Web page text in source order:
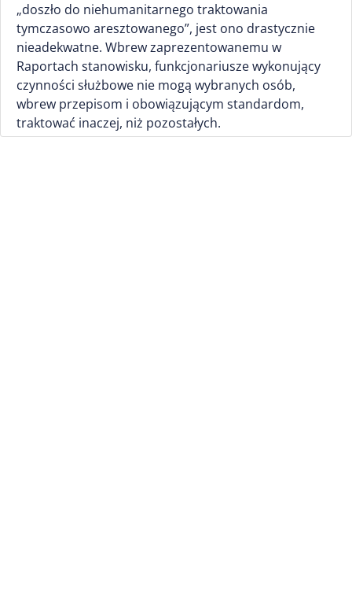
„doszło do niehumanitarnego traktowania
tymczasowo aresztowanego”, jest ono drastycznie
nieadekwatne. Wbrew zaprezentowanemu w
Raportach stanowisku, funkcjonariusze wykonujący
czynności służbowe nie mogą wybranych osób,
wbrew przepisom i obowiązującym standardom,
traktować inaczej, niż pozostałych.